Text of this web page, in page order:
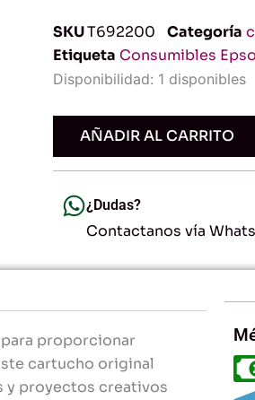
SKUT692200 Categoría
Etiqueta Consumibles
Disponibilidad: 1 disponibles
Tinta
Epson
Alta
Definición
Colores
cantidad
AÑADIR AL CARRITO
¿Dudas?
Contactanos vía
proporcionar
cartucho original
y proyectos creativos